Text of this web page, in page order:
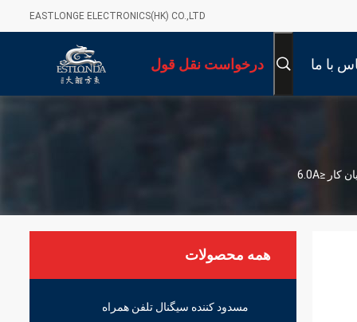
EASTLONGE ELECTRONICS(HK) CO.,LTD
با ما درخواست نقل قول
همه محصولات
مسدود کننده سیگنال تلفن همراه